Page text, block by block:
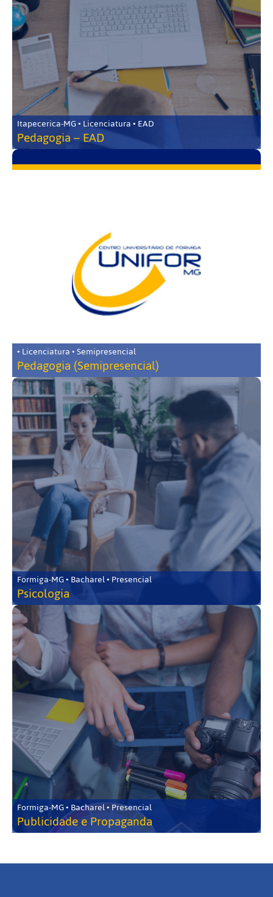
Itapecerica-MG • Licenciatura • EAD
Pedagogia – EAD
• Licenciatura • Semipresencial
Pedagogia (Semipresencial)
Formiga-MG • Bacharel • Presencial
Psicologia
Formiga-MG • Bacharel • Presencial
Publicidade e Propaganda